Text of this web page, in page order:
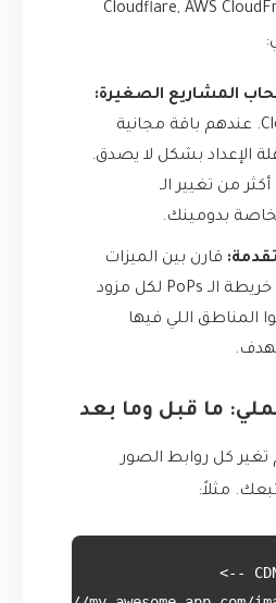
Cloudflare, AWS
المشاريع الصغيرة:
ابدأ مع Cloudflare. عندهم باقة مجانية
الإعداد بشكل لا يصدق.
من تغيير الـ
قارن بين الميزات
والأسعار. شوف خريطة الـ PoPs لكل مزود
المناطق اللي فيها
تغير كل روابط الصور
مثلاً: